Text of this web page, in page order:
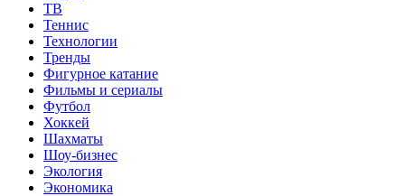
ТВ
Теннис
Технологии
Тренды
Фигурное катание
Фильмы и сериалы
Футбол
Хоккей
Шахматы
Шоу-бизнес
Экология
Экономика